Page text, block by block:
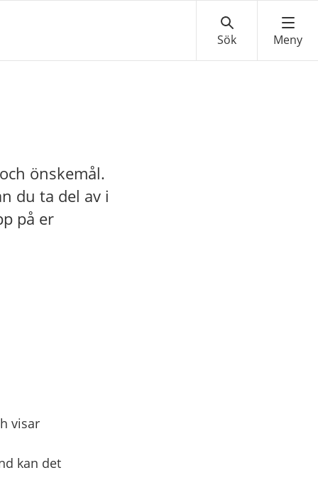
önskemål.
du ta del av i
på er
visar
kan det